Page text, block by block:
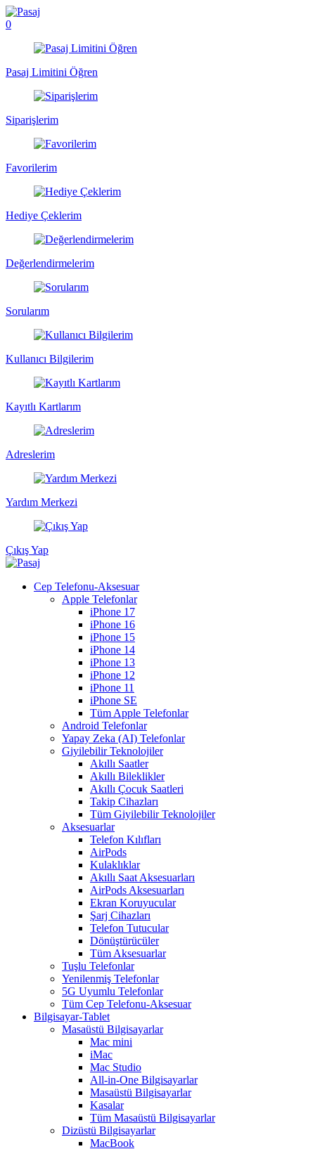
0
Pasaj Limitini Öğren
Siparişlerim
Favorilerim
Hediye Çeklerim
Değerlendirmelerim
Sorularım
Kullanıcı Bilgilerim
Kayıtlı Kartlarım
Adreslerim
Yardım Merkezi
Çıkış Yap
Cep Telefonu-Aksesuar
Apple Telefonlar
iPhone 17
iPhone 16
iPhone 15
iPhone 14
iPhone 13
iPhone 12
iPhone 11
iPhone SE
Tüm Apple Telefonlar
Android Telefonlar
Yapay Zeka (AI) Telefonlar
Giyilebilir Teknolojiler
Akıllı Saatler
Akıllı Bileklikler
Akıllı Çocuk Saatleri
Takip Cihazları
Tüm Giyilebilir Teknolojiler
Aksesuarlar
Telefon Kılıfları
AirPods
Kulaklıklar
Akıllı Saat Aksesuarları
AirPods Aksesuarları
Ekran Koruyucular
Şarj Cihazları
Telefon Tutucular
Dönüştürücüler
Tüm Aksesuarlar
Tuşlu Telefonlar
Yenilenmiş Telefonlar
5G Uyumlu Telefonlar
Tüm Cep Telefonu-Aksesuar
Bilgisayar-Tablet
Masaüstü Bilgisayarlar
Mac mini
iMac
Mac Studio
All-in-One Bilgisayarlar
Masaüstü Bilgisayarlar
Kasalar
Tüm Masaüstü Bilgisayarlar
Dizüstü Bilgisayarlar
MacBook